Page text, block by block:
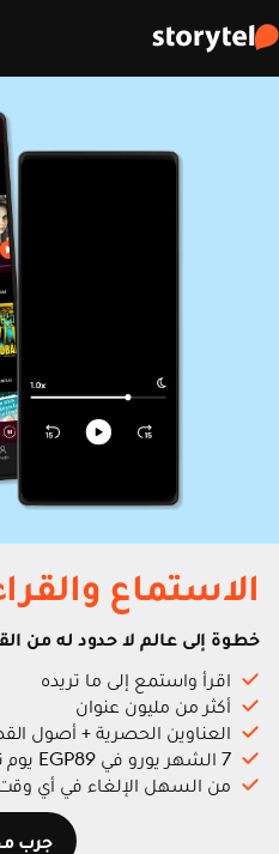
الاستماع
خطوة إلى عالم لا حدود له من
اقرأ واستمع إلى ما تريده
أكثر من مليون عنوان
العناوين الحصرية + أصول
7 الشهر يورو في EGP89 يوم تجربة مجانية، ثم
من السهل الإلغاء في أي
جرب